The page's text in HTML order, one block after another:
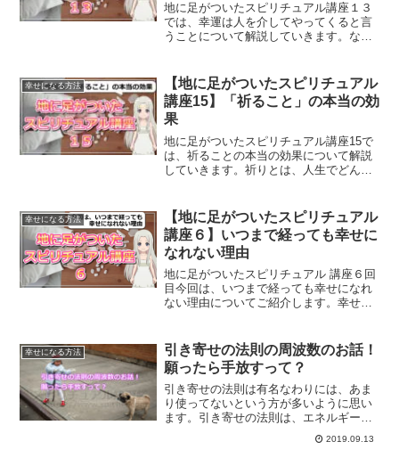
地に足がついたスピリチュアル講座１３
では、幸運は人を介してやってくると言
うことについて解説していきます。なん
幸せになる方法
【地に足がついたスピリチュアル
講座15】「祈ること」の本当の効
果
地に足がついたスピリチュアル講座15で
は、祈ることの本当の効果について解説
していきます。祈りとは、人生でどんな
幸せになる方法
【地に足がついたスピリチュアル
講座６】いつまで経っても幸せに
なれない理由
地に足がついたスピリチュアル 講座６回
目今回は、いつまで経っても幸せになれ
ない理由についてご紹介します。幸せに
す。
幸せになる方法
引き寄せの法則の周波数のお話！
願ったら手放すって？
引き寄せの法則は有名なわりには、あま
り使ってないという方が多いように思い
ます。引き寄せの法則は、エネルギーの
周波数と関係があります。また、同時に
量子力学でも解説することができるのが
2019.09.13